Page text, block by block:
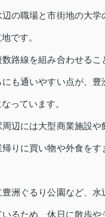
辺の職場と市街地の大学
です。
数路線を組み合わせる
も通いやすい点が、豊
っています。
辺には大型商業施設や
帰りに買い物や外食を
豊洲ぐるり公園など、
るため、休日に散歩